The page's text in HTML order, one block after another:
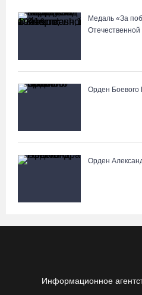
Медаль «За
Орден Боевого
Орден
Информационное